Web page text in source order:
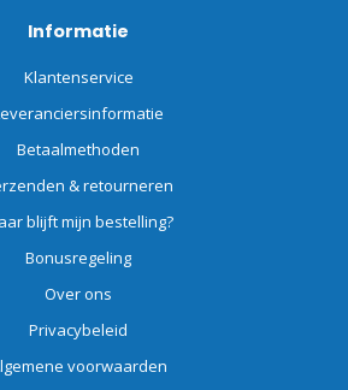
Informatie
Klantenservice
Betaalmethoden
& retourneren
blijft mijn bestelling?
Bonusregeling
Over ons
Privacybeleid
voorwaarden